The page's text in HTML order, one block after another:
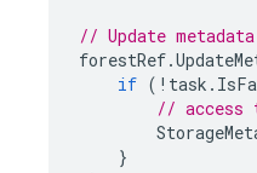
// Update
forestRef.
if ( ! task .
// access
}